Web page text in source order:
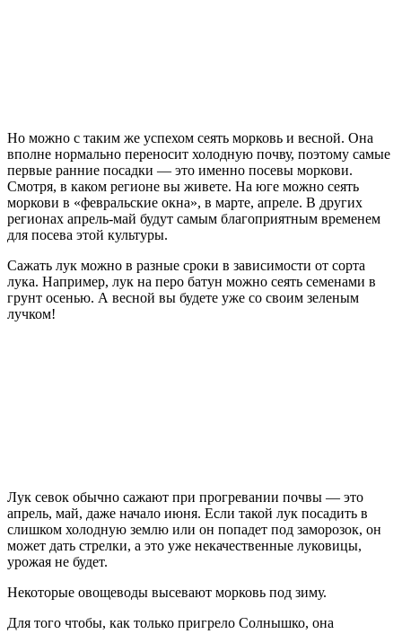
Но можно с таким же успехом сеять морковь и весной. Она
вполне нормально переносит холодную почву, поэтому самые
первые ранние посадки — это именно посевы моркови.
Смотря, в каком регионе вы живете. На юге можно сеять
моркови в «февральские окна», в марте, апреле. В других
регионах апрель-май будут самым благоприятным временем
для посева этой культуры.
Сажать лук можно в разные сроки в зависимости от сорта
лука. Например, лук на перо батун можно сеять семенами в
грунт осенью. А весной вы будете уже со своим зеленым
лучком!
Лук севок обычно сажают при прогревании почвы — это
апрель, май, даже начало июня. Если такой лук посадить в
слишком холодную землю или он попадет под заморозок, он
может дать стрелки, а это уже некачественные луковицы,
урожая не будет.
Некоторые овощеводы высевают морковь под зиму.
Для того чтобы, как только пригрело Солнышко, она